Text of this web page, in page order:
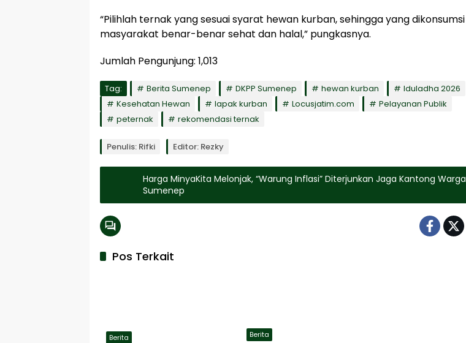
“Pilihlah ternak yang sesuai syarat hewan kurban, sehingga yang dikonsumsi
masyarakat benar-benar sehat dan halal,” pungkasnya.
Jumlah Pengunjung: 1,013
Tag: Berita Sumenep DKPP Sumenep hewan kurban
Iduladha 2026
Kesehatan Hewan
lapak kurban Locusjatim.com
Pelayanan Publik
peternak
rekomendasi ternak
Penulis: Rifki Editor: Rezky
Harga MinyaKita Melonjak, “Warung Inflasi” Diterjunkan Jaga Kantong Warga
Sumenep
Pos Terkait
Berita Berita